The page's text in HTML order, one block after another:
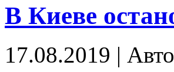
В Киеве
17.08.2019 |